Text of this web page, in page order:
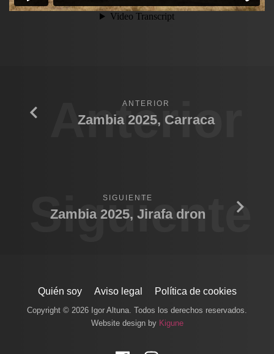
Anterior
ANTERIOR
Zambia 2025, Carraca
Siguiente
SIGUIENTE
Zambia 2025, Jirafa dron
Quién soy Aviso legal Política de cookies
Copyright © 2026 Igor Altuna. Todos los derechos reservados.
Website design by Kigune